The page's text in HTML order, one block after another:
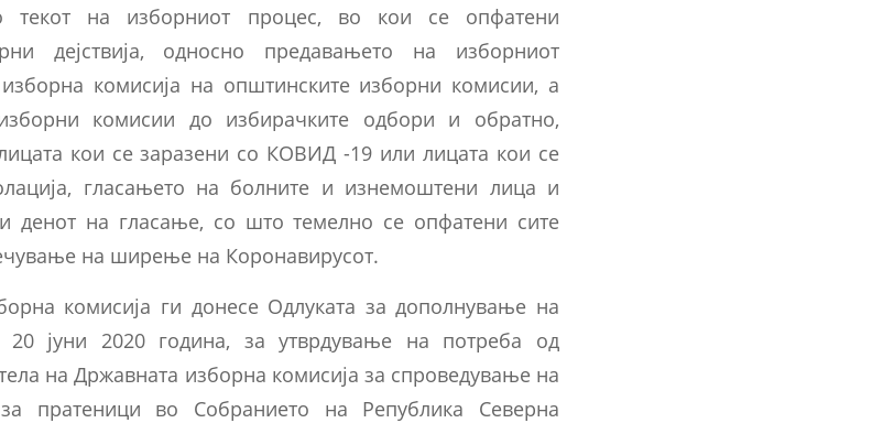
текот на изборниот процес, во кои се опфатени
дејствија, односно предавањето на изборниот
комисија на општинските изборни комисии, а
комисии до избирачките одбори и обратно,
кои се заразени со КОВИД -19 или лицата кои се
гласањето на болните и изнемоштени лица и
денот на гласање, со што темелно се опфатени сите
на ширење на Коронавирусот.
комисија ги донесе Одлуката за дополнување на
20 јуни 2020 година, за утврдување на потреба од
на Државната изборна комисија за спроведување на
пратеници во Собранието на Република Северна